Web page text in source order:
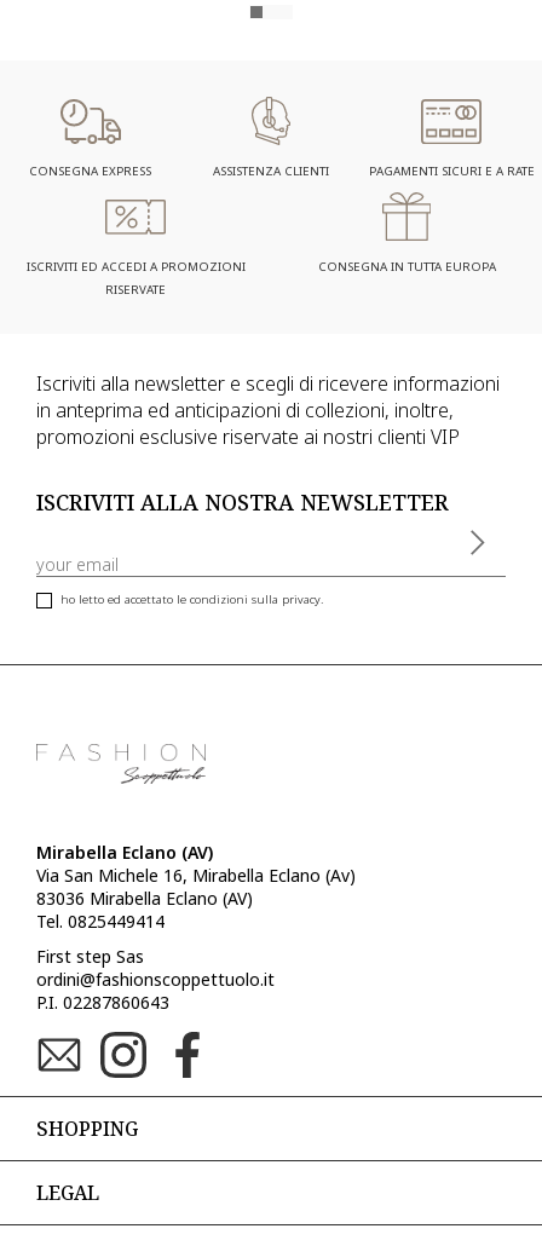
CONSEGNA EXPRESS ASSISTENZA CLIENTI PAGAMENTI SICURI E A RATE
ISCRIVITI ED ACCEDI A PROMOZIONI
RISERVATE
CONSEGNA IN TUTTA EUROPA
Iscriviti alla newsletter e scegli di ricevere informazioni
in anteprima ed anticipazioni di collezioni, inoltre,
promozioni esclusive riservate ai nostri clienti VIP
ISCRIVITI ALLA NOSTRA NEWSLETTER
ho letto ed accettato le condizioni sulla privacy.
Mirabella Eclano (AV)
Via San Michele 16, Mirabella Eclano (Av)
83036 Mirabella Eclano (AV)
Tel. 0825449414
First step Sas
ordini@fashionscoppettuolo.it
P.I. 02287860643
SHOPPING
LEGAL